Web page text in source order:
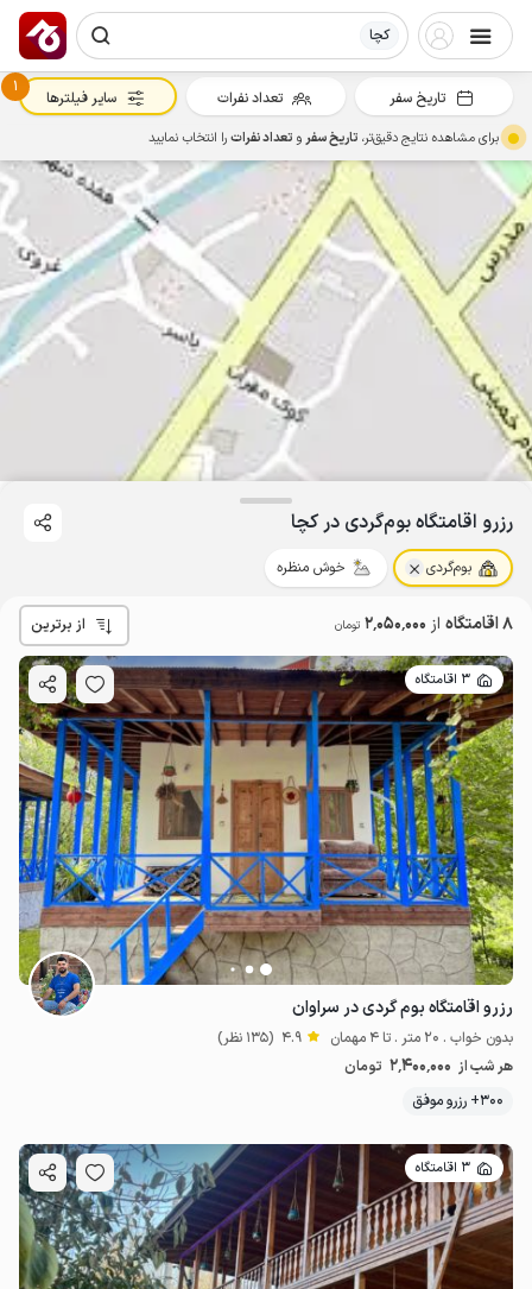
کچا
رزرو اقامتگاه بوم‌گردی در کچا
بوم‌گردی خوش منظره
8 اقامتگاه از 2٬050٬000 تومان از برترین
3 اقامتگاه
رزرو اقامتگاه بوم گردی در سراوان
بدون خواب . 20 متر . تا 4 مهمان 4.9 (135 نظر)
هر شب از 2٬400٬000 تومان
300+ رزرو موفق
3 اقامتگاه
تاریخ سفر تعداد نفرات
1
سایر فیلترها
برای مشاهده نتایج دقیق‌تر، تاریخ سفرو تعداد نفراترا انتخاب نمایید